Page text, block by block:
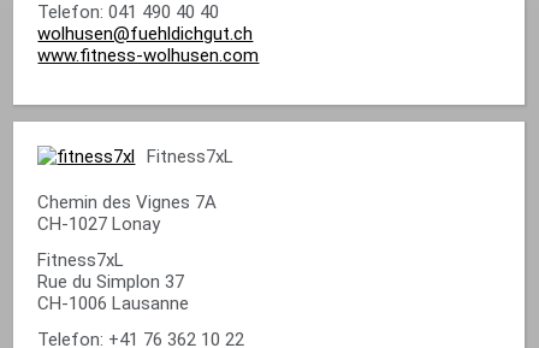
Telefon: 041 490 40 40
wolhusen@fuehldichgut.ch
www.fitness-wolhusen.com
Fitness7xL
Chemin des Vignes 7A
CH-1027 Lonay
Fitness7xL
Rue du Simplon 37
CH-1006 Lausanne
Telefon: +41 76 362 10 22